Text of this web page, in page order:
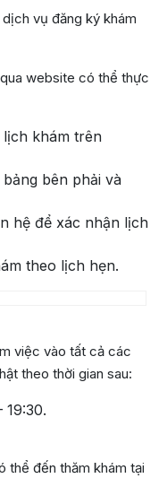
vụ đăng ký khám
website có thể thực
khám trên
bên phải và
hệ để xác nhận lịch
theo lịch hẹn.
việc vào tất cả các
theo thời gian sau:
19:30.
thể đến thăm khám tại